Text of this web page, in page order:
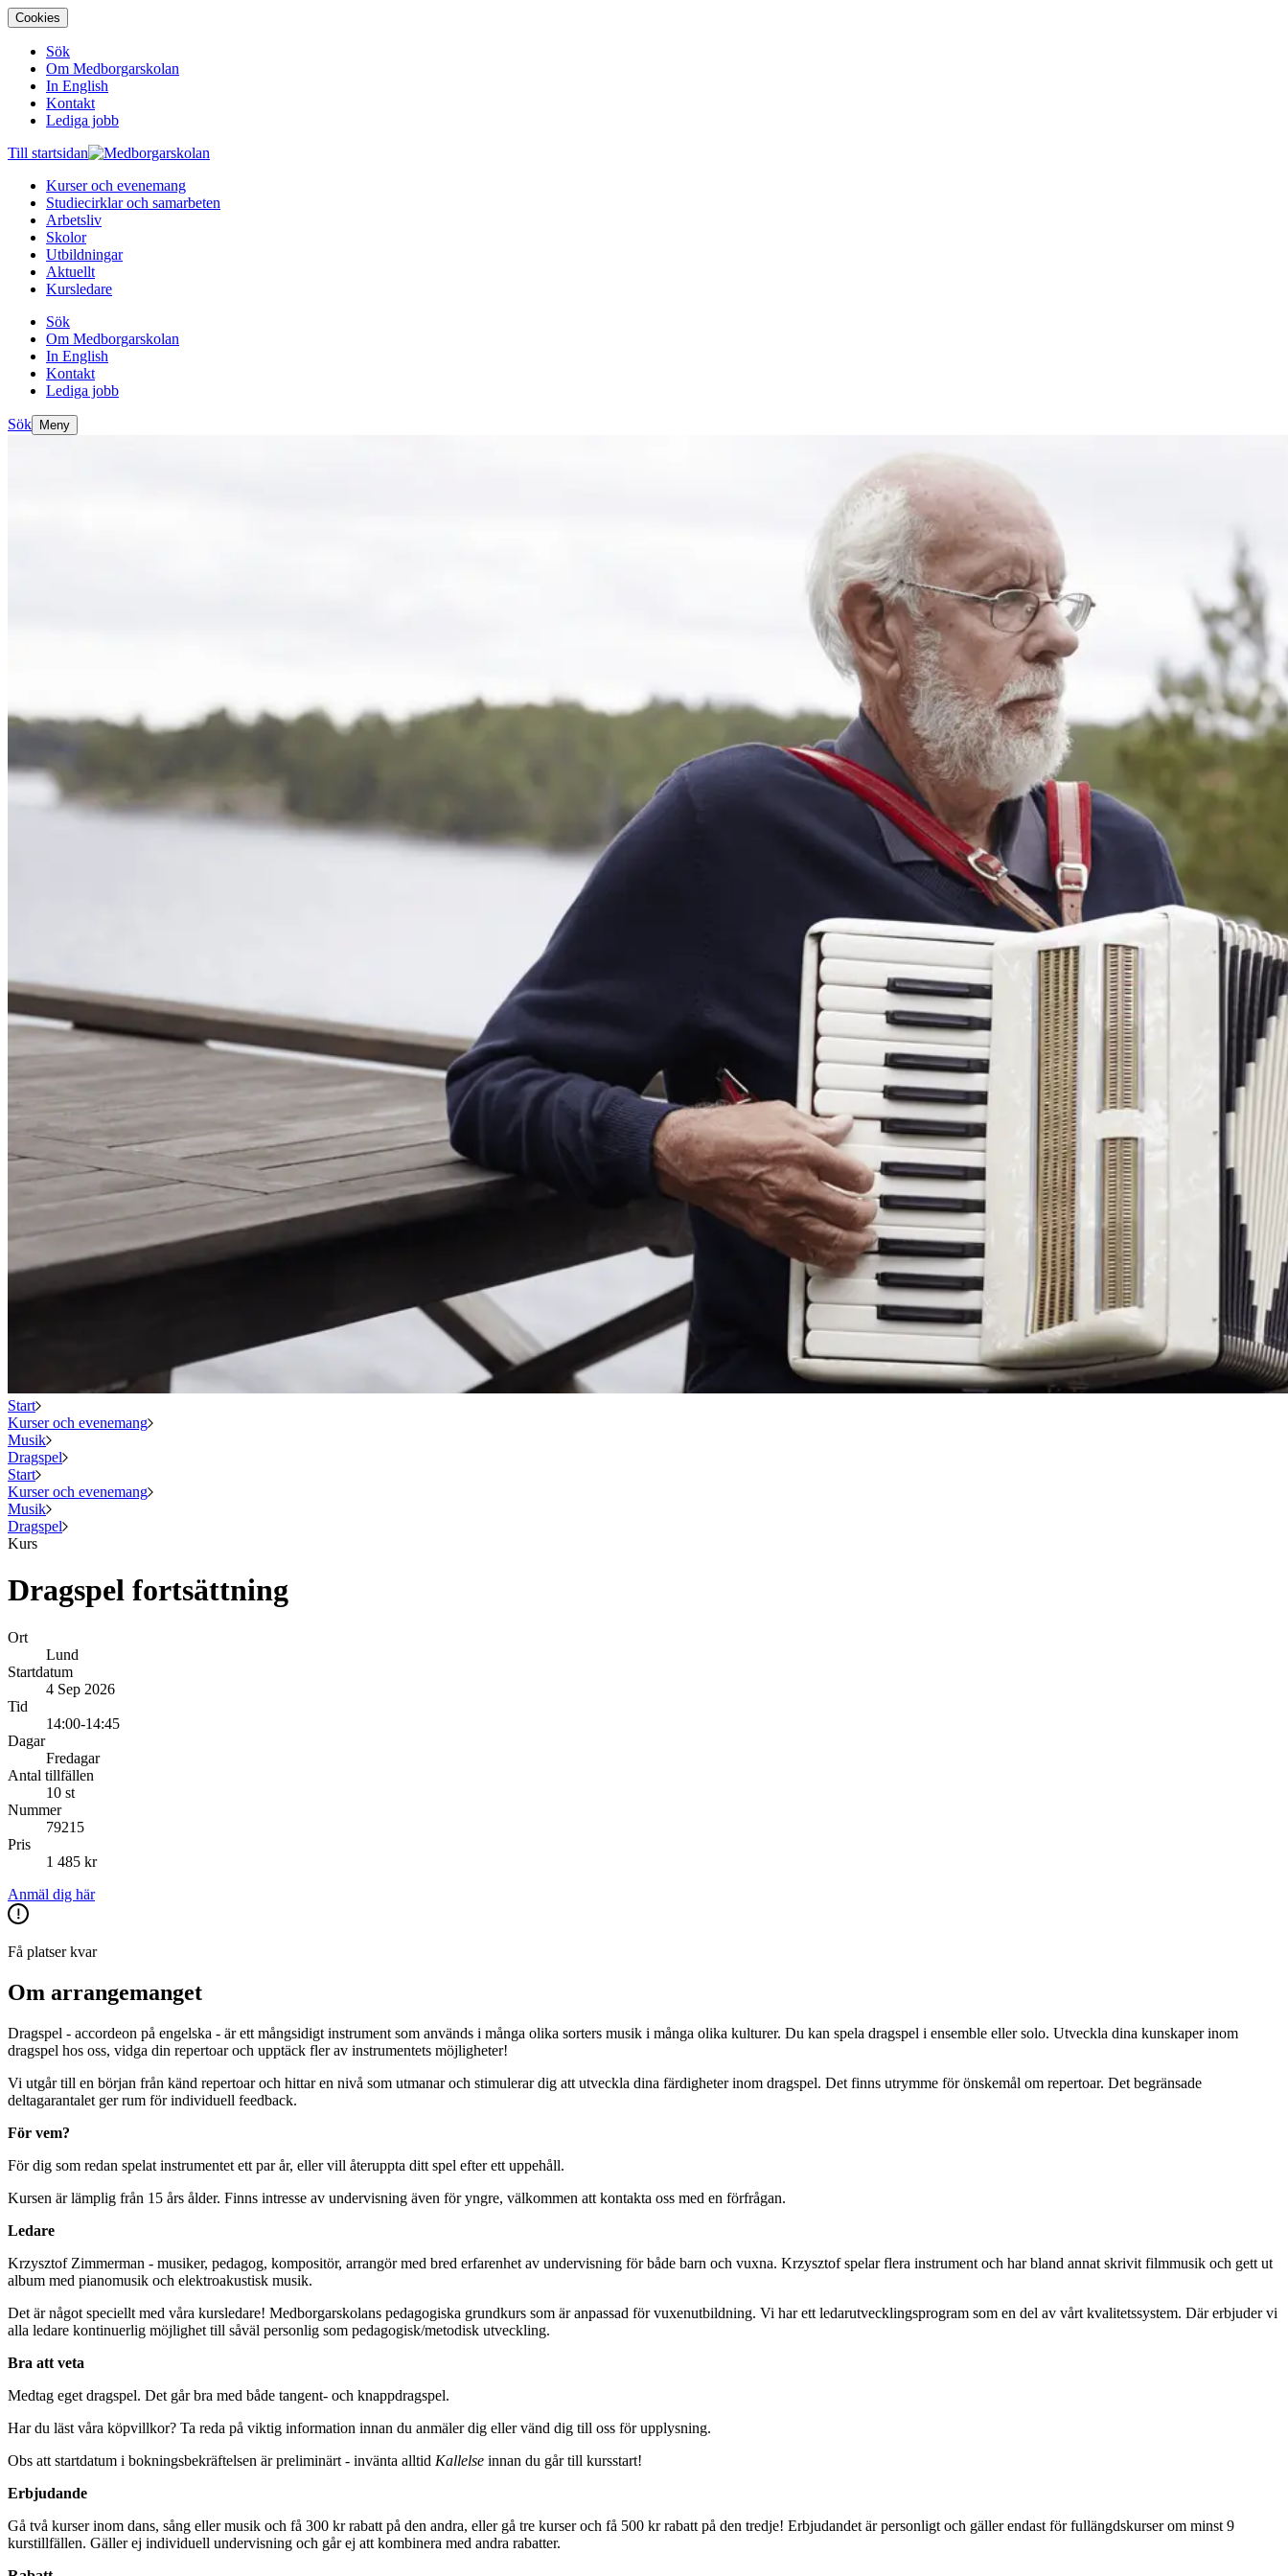
Cookies
Sök
Om Medborgarskolan
In English
Kontakt
Lediga jobb
Till startsidan
Kurser och evenemang
Studiecirklar och samarbeten
Arbetsliv
Skolor
Utbildningar
Aktuellt
Kursledare
Sök
Om Medborgarskolan
In English
Kontakt
Lediga jobb
Sök Meny
Start
Kurser och evenemang
Musik
Dragspel
Start
Kurser och evenemang
Musik
Dragspel
Kurs
Dragspel fortsättning
Ort
Lund
Startdatum
4 Sep 2026
Tid
14:00-14:45
Dagar
Fredagar
Antal tillfällen
10 st
Nummer
79215
Pris
1 485 kr
Anmäl dig här
Få platser kvar
Om arrangemanget
Dragspel - accordeon på engelska - är ett mångsidigt instrument som används i många olika sorters musik i många olika kulturer. Du kan spela dragspel i ensemble eller solo. Utveckla dina kunskaper inom
dragspel hos oss, vidga din repertoar och upptäck fler av instrumentets möjligheter!
Vi utgår till en början från känd repertoar och hittar en nivå som utmanar och stimulerar dig att utveckla dina färdigheter inom dragspel. Det finns utrymme för önskemål om repertoar. Det begränsade
deltagarantalet ger rum för individuell feedback.
För vem?
För dig som redan spelat instrumentet ett par år, eller vill återuppta ditt spel efter ett uppehåll.
Kursen är lämplig från 15 års ålder. Finns intresse av undervisning även för yngre, välkommen att kontakta oss med en förfrågan.
Ledare
Krzysztof Zimmerman - musiker, pedagog, kompositör, arrangör med bred erfarenhet av undervisning för både barn och vuxna. Krzysztof spelar flera instrument och har bland annat skrivit filmmusik och gett ut
album med pianomusik och elektroakustisk musik.
Det är något speciellt med våra kursledare! Medborgarskolans pedagogiska grundkurs som är anpassad för vuxenutbildning. Vi har ett ledarutvecklingsprogram som en del av vårt kvalitetssystem. Där erbjuder vi
alla ledare kontinuerlig möjlighet till såväl personlig som pedagogisk/metodisk utveckling.
Bra att veta
Medtag eget dragspel. Det går bra med både tangent- och knappdragspel.
Har du läst våra köpvillkor? Ta reda på viktig information innan du anmäler dig eller vänd dig till oss för upplysning.
Obs att startdatum i bokningsbekräftelsen är preliminärt - invänta alltid Kallelse innan du går till kursstart!
Erbjudande
Gå två kurser inom dans, sång eller musik och få 300 kr rabatt på den andra, eller gå tre kurser och få 500 kr rabatt på den tredje! Erbjudandet är personligt och gäller endast för fullängdskurser om minst 9
kurstillfällen. Gäller ej individuell undervisning och går ej att kombinera med andra rabatter.